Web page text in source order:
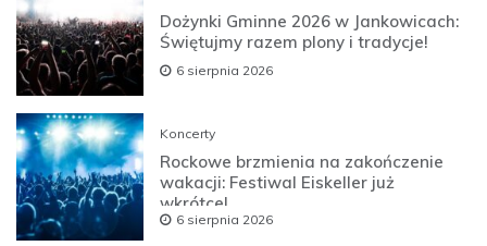
Dożynki Gminne 2026 w Jankowicach:
Świętujmy razem plony i tradycje!
6 sierpnia 2026
Koncerty
Rockowe brzmienia na zakończenie
wakacji: Festiwal Eiskeller już
wkrótce!
6 sierpnia 2026